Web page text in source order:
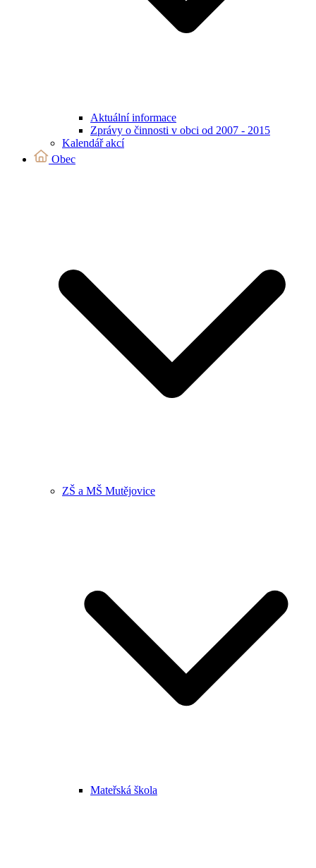
Aktuální informace
Zprávy o činnosti v obci od 2007 - 2015
Kalendář akcí
Obec
ZŠ a MŠ Mutějovice
Mateřská škola